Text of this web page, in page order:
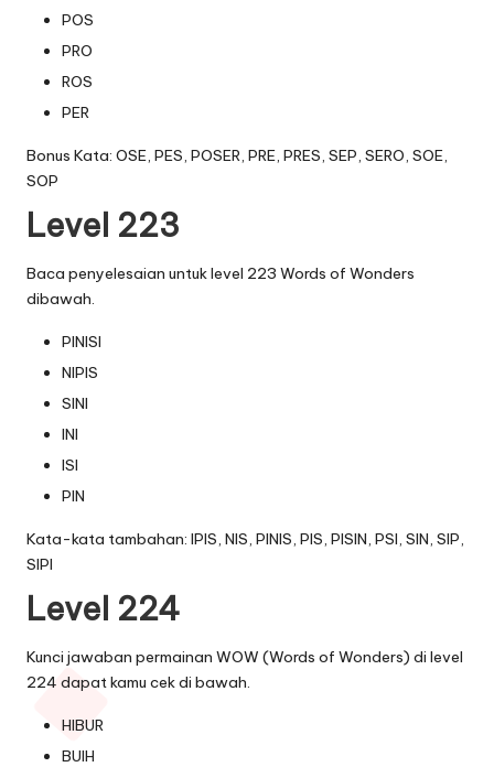
POS
PRO
ROS
PER
Bonus Kata: OSE, PES, POSER, PRE, PRES, SEP, SERO, SOE,
SOP
Level 223
Baca penyelesaian untuk level 223 Words of Wonders
dibawah.
PINISI
NIPIS
SINI
INI
ISI
PIN
Kata-kata tambahan: IPIS, NIS, PINIS, PIS, PISIN, PSI, SIN, SIP,
SIPI
Level 224
Kunci jawaban permainan WOW (Words of Wonders) di level
224 dapat kamu cek di bawah.
HIBUR
BUIH